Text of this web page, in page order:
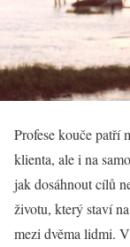
Profese kouče patří
klienta, ale i na
jak dosáhnout cílů
životu, který staví
mezi dvěma lidmi.